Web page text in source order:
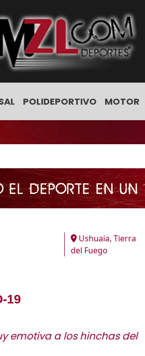
POLIDEPORTIVO MOTOR
Ushuaia, Tierra
del Fuego
19
emotiva a los hinchas del